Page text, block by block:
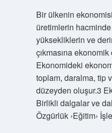
Bir ülkenin
üretimlerin hacminde
yüksekliklerin ve
çıkmasına
Ekonomideki
toplam, daralma, tip
düzeyden oluşur.3
Birlikli dalgalar ve
Özgürlük ›Eğitim›